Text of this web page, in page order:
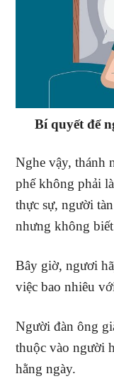
Bí quyết để
Nghe vậy, thánh
phế không phải
thực sự, người
nhưng không
Bây giờ, ngươi
việc bao nhiêu
Người đàn ông
thuộc vào người
hằng ngày.